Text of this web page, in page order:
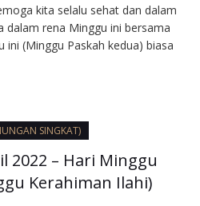
kita selalu sehat dan dalam
dalam rena Minggu ini bersama
ini (Minggu Paskah kedua) biasa
Ilahi lho. Nah, sudah siap
hari…
SINGKAT)
2022 – Hari Minggu
Kerahiman Ilahi)